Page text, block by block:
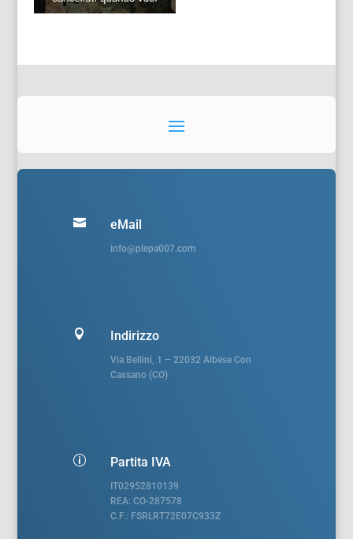
 eMail
info@plepa007.com
 Indirizzo
Via Bellini, 1 – 22032 Albese Con
Cassano (CO)
p Partita IVA
IT02952810139
REA: CO-287578
C.F.: FSRLRT72E07C933Z